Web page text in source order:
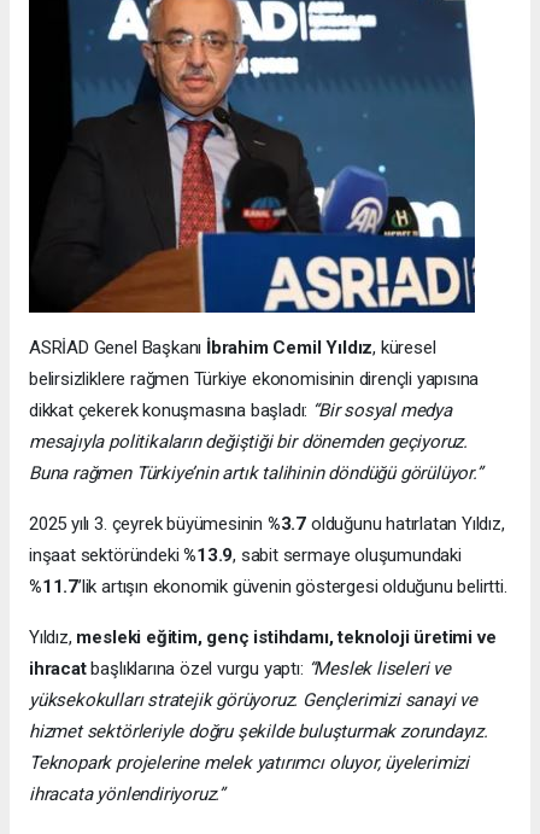
ASRİAD Genel Başkanı İbrahim Cemil Yıldız, küresel
belirsizliklere rağmen Türkiye ekonomisinin dirençli yapısına
dikkat çekerek konuşmasına başladı: “Bir sosyal medya
mesajıyla politikaların değiştiği bir dönemden geçiyoruz.
Buna rağmen Türkiye’nin artık talihinin döndüğü görülüyor.”
2025 yılı 3. çeyrek büyümesinin %3.7 olduğunu hatırlatan Yıldız,
inşaat sektöründeki%13.9, sabit sermaye oluşumundaki
%11.7’lik artışın ekonomik güvenin göstergesi olduğunu belirtti.
Yıldız, mesleki eğitim, genç istihdamı, teknoloji üretimi ve
ihracatbaşlıklarına özel vurgu yaptı: “Meslek liseleri ve
yüksekokulları stratejik görüyoruz. Gençlerimizi sanayi ve
hizmet sektörleriyle doğru şekilde buluşturmak zorundayız.
Teknopark projelerine melek yatırımcı oluyor, üyelerimizi
ihracata yönlendiriyoruz.”